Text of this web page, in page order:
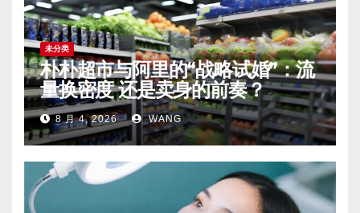
未分类
朴朴超市与阿里的“战略试婚”：流
量换密度 还是卖身的前奏？
8 月 4, 2026 WANG